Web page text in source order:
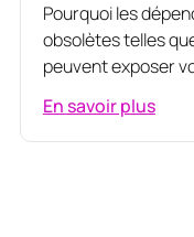
Pourquoi les
obsolètes telles
peuvent exposer
opérationnels, et
En savoir plus